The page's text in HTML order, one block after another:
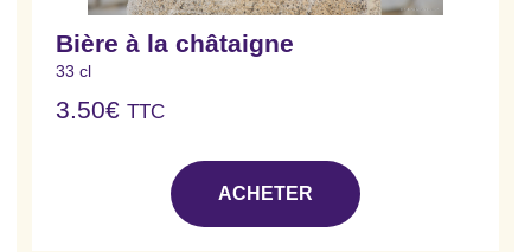
Bière à la châtaigne
33 cl
3.50€ TTC
ACHETER